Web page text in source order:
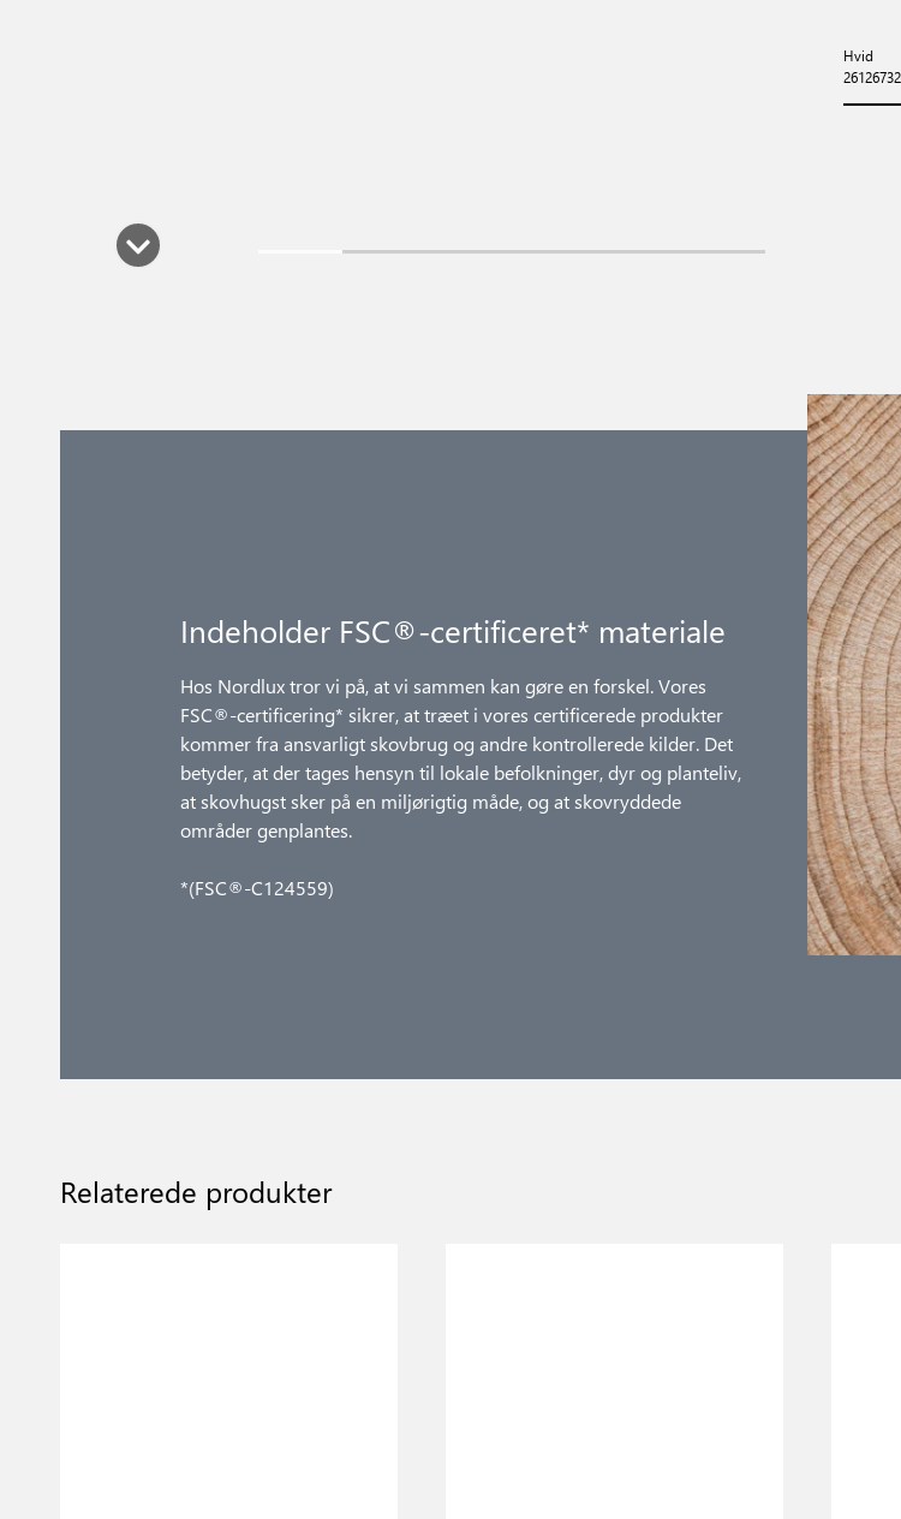
Hvid
Indeholder FSC®-certificeret* materiale
Hos Nordlux tror vi på, at vi sammen kan gøre en forskel. Vores
FSC®-certificering* sikrer, at træet i vores certificerede produkter
kommer fra ansvarligt skovbrug og andre kontrollerede kilder. Det
betyder, at der tages hensyn til lokale befolkninger, dyr og planteliv,
at skovhugst sker på en miljørigtig måde, og at skovryddede
områder genplantes.
*(FSC®-C124559)
Relaterede produkter